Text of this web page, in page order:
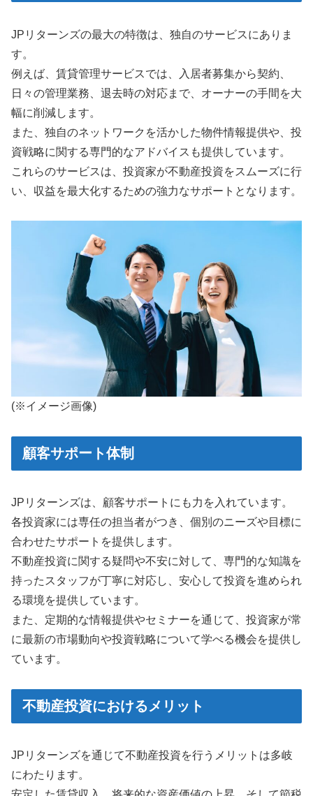
JPリターンズの最大の特徴は、独自のサービスにありま
す。
例えば、賃貸管理サービスでは、入居者募集から契約、
日々の管理業務、退去時の対応まで、オーナーの手間を大
幅に削減します。
また、独自のネットワークを活かした物件情報提供や、投
資戦略に関する専門的なアドバイスも提供しています。
これらのサービスは、投資家が不動産投資をスムーズに行
い、収益を最大化するための強力なサポートとなります。
(※イメージ画像)
顧客サポート体制
JPリターンズは、顧客サポートにも力を入れています。
各投資家には専任の担当者がつき、個別のニーズや目標に
合わせたサポートを提供します。
不動産投資に関する疑問や不安に対して、専門的な知識を
持ったスタッフが丁寧に対応し、安心して投資を進められ
る環境を提供しています。
また、定期的な情報提供やセミナーを通じて、投資家が常
に最新の市場動向や投資戦略について学べる機会を提供し
ています。
不動産投資におけるメリット
JPリターンズを通じて不動産投資を行うメリットは多岐
にわたります。